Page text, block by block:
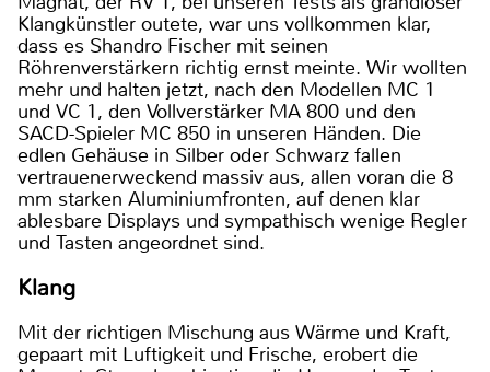
Klangkünstler outete, war uns vollkommen klar,
dass es Shandro Fischer mit seinen
Röhrenverstärkern richtig ernst meinte. Wir wollten
mehr und halten jetzt, nach den Modellen MC 1
und VC 1, den Vollverstärker MA 800 und den
SACD-Spieler MC 850 in unseren Händen. Die
edlen Gehäuse in Silber oder Schwarz fallen
vertrauenerweckend massiv aus, allen voran die 8
mm starken Aluminiumfronten, auf denen klar
ablesbare Displays und sympathisch wenige Regler
und Tasten angeordnet sind.
Klang
Mit der richtigen Mischung aus Wärme und Kraft,
gepaart mit Luftigkeit und Frische, erobert die